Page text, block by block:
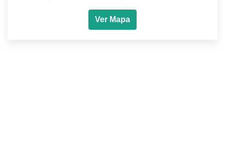
Ver Mapa